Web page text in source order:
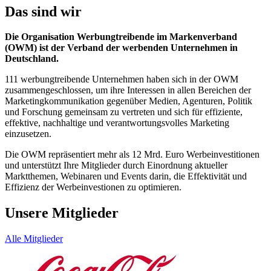
Das sind wir
Die Organisation Werbungtreibende im Markenverband
(OWM) ist der Verband der werbenden Unternehmen in
Deutschland.
111 werbungtreibende Unternehmen haben sich in der OWM
zusammengeschlossen, um ihre Interessen in allen Bereichen der
Marketingkommunikation gegenüber Medien, Agenturen, Politik
und Forschung gemeinsam zu vertreten und sich für effiziente,
effektive, nachhaltige und verantwortungsvolles Marketing
einzusetzen.
Die OWM repräsentiert mehr als 12 Mrd. Euro Werbeinvestitionen
und unterstützt Ihre Mitglieder durch Einordnung aktueller
Marktthemen, Webinaren und Events darin, die Effektivität und
Effizienz der Werbeinvestionen zu optimieren.
Unsere Mitglieder
Alle Mitglieder